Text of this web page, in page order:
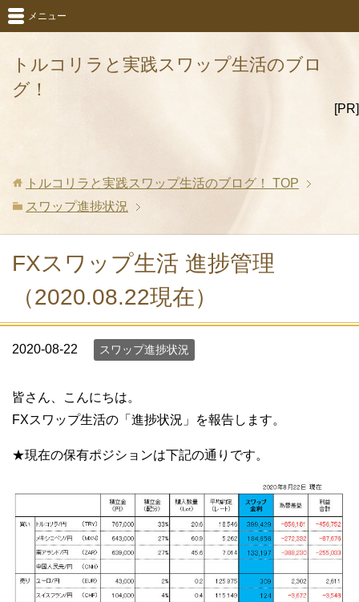
トルコリラと実践スワップ生活のブロ
グ！
[PR]
メニュー
トルコリラと実践スワップ生活のブログ！
TOP
スワップ進捗状況
FXスワップ生活 進捗管理
（2020.08.22現在）
2020-08-22 スワップ進捗状況
皆さん、こんにちは。
FXスワップ生活の「進捗状況」を報告します。
★現在の保有ポジションは下記の通りです。